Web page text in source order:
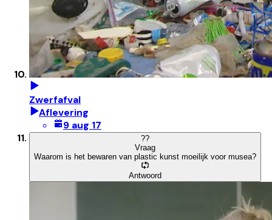
Zwerfafval
Aflevering
9 aug 17
??
Vraag
Waarom is het bewaren van plastic kunst moeilijk voor musea?
Antwoord